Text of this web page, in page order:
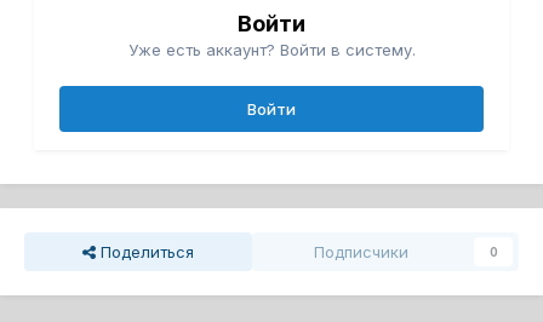
Войти
Уже есть аккаунт? Войти в систему.
Войти
Поделиться Подписчики 0